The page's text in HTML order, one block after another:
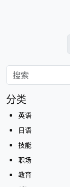
分类
英语
日语
技能
职场
教育